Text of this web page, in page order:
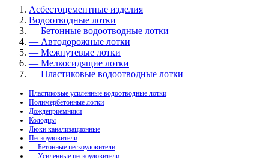
Асбестоцементные изделия
Водоотводные лотки
— Бетонные водоотводные лотки
— Автодорожные лотки
— Межпутевые лотки
— Мелкосидящие лотки
— Пластиковые водоотводные лотки
Пластиковые усиленные водоотводные лотки
Полимербетонные лотки
Дождеприемники
Колодцы
Люки канализационные
Пескоуловители
— Бетонные пескоуловители
— Усиленные пескоуловители